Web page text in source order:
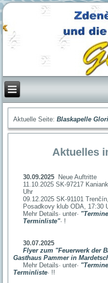
Aktuelle Seite:Blaskapelle
Aktuelles
30.09.2025
Neue Auftritte
11.10.2025 SK-97217
Uhr
09.12.2025 SK-91101
Posadkovy klub ODA, 17:30
Mehr Details· unter·
Terminliste"· !
30.07.2025
Flyer zum "Feuerwerk der
Gasthaus Pammer in
Mehr Details· unter·
Terminliste· !!